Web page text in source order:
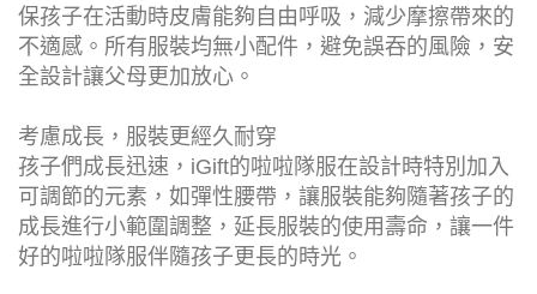
保孩子在活動時皮膚能夠自由呼吸，減少摩擦帶來的
不適感。所有服裝均無小配件，避免誤吞的風險，安
全設計讓父母更加放心。
考慮成長，服裝更經久耐穿
孩子們成長迅速，iGift的啦啦隊服在設計時特別加入
可調節的元素，如彈性腰帶，讓服裝能夠隨著孩子的
成長進行小範圍調整，延長服裝的使用壽命，讓一件
好的啦啦隊服伴隨孩子更長的時光。